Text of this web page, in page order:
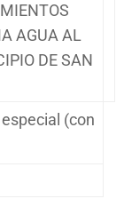
AGUA AL
DE SAN
(con